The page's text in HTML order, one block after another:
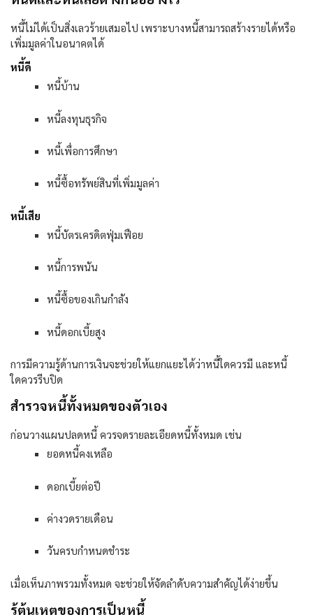
หนี้ไม่ได้เป็นสิ่งเลวร้ายเสมอไป เพราะบางหนี้สามารถสร้างรายได้หรือ
เพิ่มมูลค่าในอนาคตได้
หนี้ดี
หนี้บ้าน
หนี้ลงทุนธุรกิจ
หนี้เพื่อการศึกษา
หนี้ซื้อทรัพย์สินที่เพิ่มมูลค่า
หนี้เสีย
หนี้บัตรเครดิตฟุ่มเฟือย
หนี้การพนัน
หนี้ซื้อของเกินกำลัง
หนี้ดอกเบี้ยสูง
การมีความรู้ด้านการเงินจะช่วยให้แยกแยะได้ว่าหนี้ใดควรมี และหนี้
ใดควรรีบปิด
สำรวจหนี้ทั้งหมดของตัวเอง
ก่อนวางแผนปลดหนี้ ควรจดรายละเอียดหนี้ทั้งหมด เช่น
ยอดหนี้คงเหลือ
ดอกเบี้ยต่อปี
ค่างวดรายเดือน
วันครบกำหนดชำระ
เมื่อเห็นภาพรวมทั้งหมด จะช่วยให้จัดลำดับความสำคัญได้ง่ายขึ้น
รู้ต้นเหตุของการเป็นหนี้